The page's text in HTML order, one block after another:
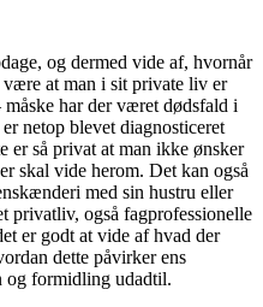
og dermed vide af, hvornår
være at man i sit private liv er
har der været dødsfald i
netop blevet diagnosticeret
er så privat at man ikke ønsker
skal vide herom. Det kan også
med sin hustru eller
privatliv, også fagprofessionelle
er godt at vide af hvad der
dette påvirker ens
og formidling udadtil.